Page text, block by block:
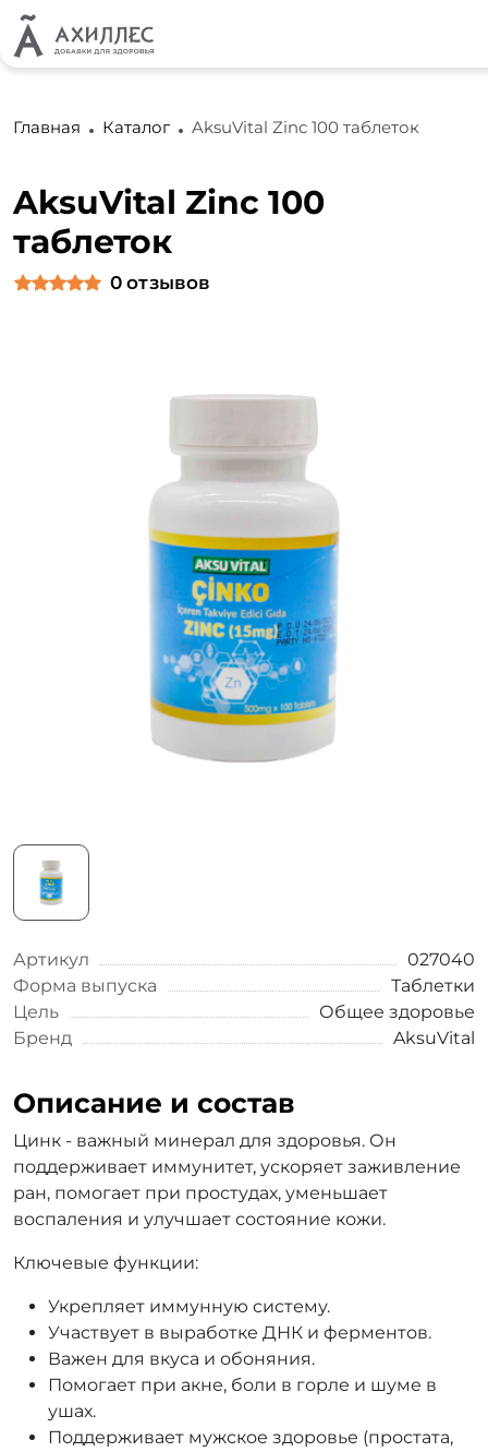
Главная Каталог AksuVital Zinc 100 таблеток
AksuVital Zinc 100
таблеток
0 отзывов
Артикул
027040
Форма выпуска
Таблетки
Цель
Общее здоровье
Бренд
AksuVital
Описание и состав
Цинк - важный минерал для здоровья. Он
поддерживает иммунитет, ускоряет заживление
ран, помогает при простудах, уменьшает
воспаления и улучшает состояние кожи.
Ключевые функции:
Укрепляет иммунную систему.
Участвует в выработке ДНК и ферментов.
Важен для вкуса и обоняния.
Помогает при акне, боли в горле и шуме в
ушах.
Поддерживает мужское здоровье (простата,